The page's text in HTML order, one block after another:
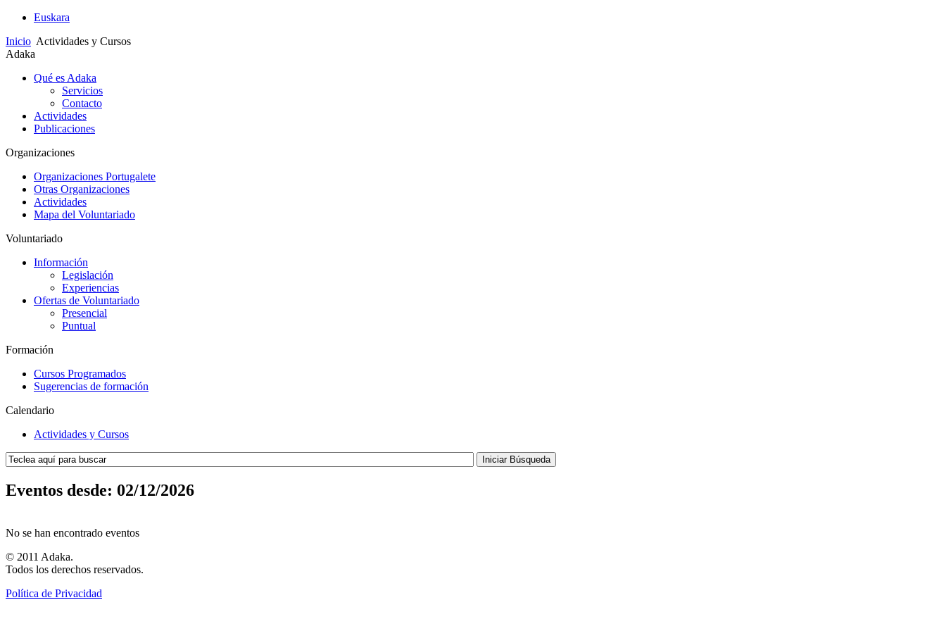
Euskara
Inicio Actividades y Cursos
Adaka
Qué es Adaka
Servicios
Contacto
Actividades
Publicaciones
Organizaciones
Organizaciones Portugalete
Otras Organizaciones
Actividades
Mapa del Voluntariado
Voluntariado
Información
Legislación
Experiencias
Ofertas de Voluntariado
Presencial
Puntual
Formación
Cursos Programados
Sugerencias de formación
Calendario
Actividades y Cursos
Eventos desde: 02/12/2026
No se han encontrado eventos
© 2011 Adaka.
Todos los derechos reservados.
Política de Privacidad